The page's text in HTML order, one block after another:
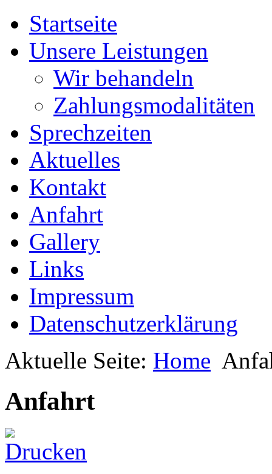
Startseite
Unsere Leistungen
Wir behandeln
Zahlungsmodalitäten
Sprechzeiten
Aktuelles
Kontakt
Anfahrt
Gallery
Links
Impressum
Datenschutzerklärung
Aktuelle Seite: Home
Anfahrt